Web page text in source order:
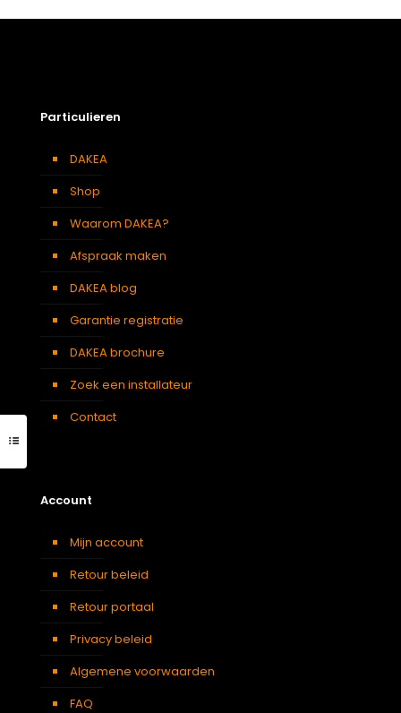
Particulieren
DAKEA
Shop
Waarom DAKEA?
Afspraak maken
DAKEA blog
Garantie registratie
DAKEA brochure
Zoek een installateur
Contact
Account
Mijn account
Retour beleid
Retour portaal
Privacy beleid
Algemene voorwaarden
FAQ